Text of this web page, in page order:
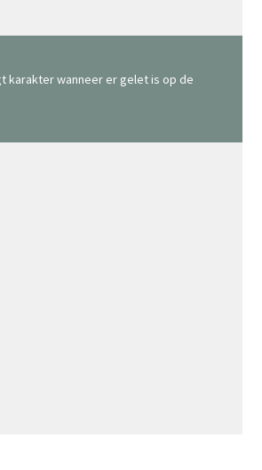
karakter wanneer er gelet is op de